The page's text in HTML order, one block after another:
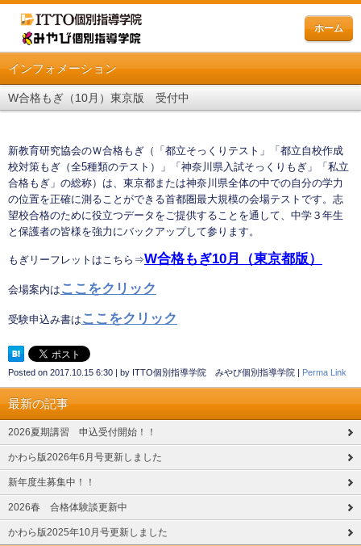
ホーム
インフォメーション
W合格もぎ（10月）東京版 受付中
新教育研究協会のＷ合格もぎ（「都立そっくりテスト」「都立自校作成
校対策もぎ（全5種類のテスト）」「神奈川県入試そっくりもぎ」「私立
合格もぎ」の総称）は、東京都または神奈川県全体の中での自分の学力
の位置を正確に測ることができる首都圏最大規模の会場テストです。志
望校合格のために役立つデータをご提供することを通して、中学３年生
と保護者の皆様を強力にバックアップして参ります。
もぎリーフレットはこちら⇒W合格もぎ10月（東京都版）
会場案内は ここをクリック
受験申込み書は ここをクリック
Posted on 2017.10.15 6:30 | by ITTO個別指導学院 みやび個別指導学院 | Perma Link
最新の記事
2026夏期講習 申込受付開始！！
かわら版2026年6月号更新しました
新年度生募集中！！
2026春 合格体験談更新中
かわら版2025年10月号更新しました